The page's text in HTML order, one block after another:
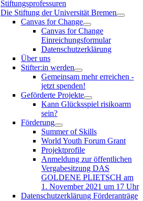
Stiftungsprofessuren
Die Stiftung der Universität Bremen
Canvas for Change
Canvas for Change
Einreichungsformular
Datenschutzerklärung
Über uns
Stifter:in werden
Gemeinsam mehr erreichen -
jetzt spenden!
Geförderte Projekte
Kann Glücksspiel risikoarm
sein?
Förderung
Summer of Skills
World Youth Forum Grant
Projektprofile
Anmeldung zur öffentlichen
Vergabesitzung DAS
GOLDENE PLIETSCH am
1. November 2021 um 17 Uhr
Datenschutzerklärung Förderanträge